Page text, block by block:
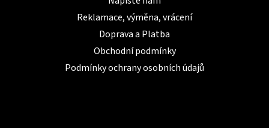
Reklamace, výměna, vrácení
Doprava a Platba
Obchodní podmínky
Podmínky ochrany osobních údajů